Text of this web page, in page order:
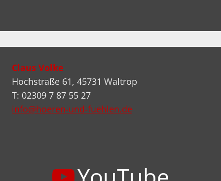
Claus Volke
Hochstraße 61, 45731 Waltrop
T: 02309 7 87 55 27
info@hoeren-und-fuehlen.de